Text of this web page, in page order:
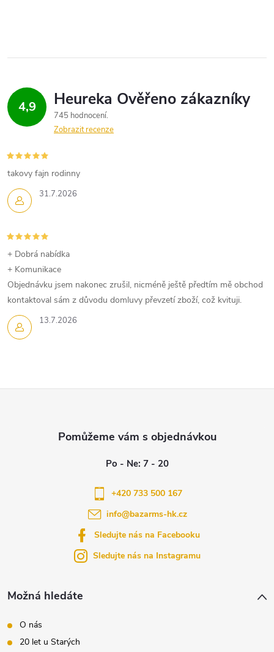
4,9
745 hodnocení
Zobrazit recenze
31.7.2026
takovy fajn rodinny
13.7.2026
+ Dobrá nabídka
+ Komunikace
Objednávku jsem nakonec zrušil, nicméně ještě předtím mě obchod
kontaktoval sám z důvodu domluvy převzetí zboží, což kvituji.
Možná hledáte
O nás
20 let u Starých
info@bazarms-hk.cz
+420 733 500 167
Sledujte nás na Facebooku
Sledujte nás na Instagramu